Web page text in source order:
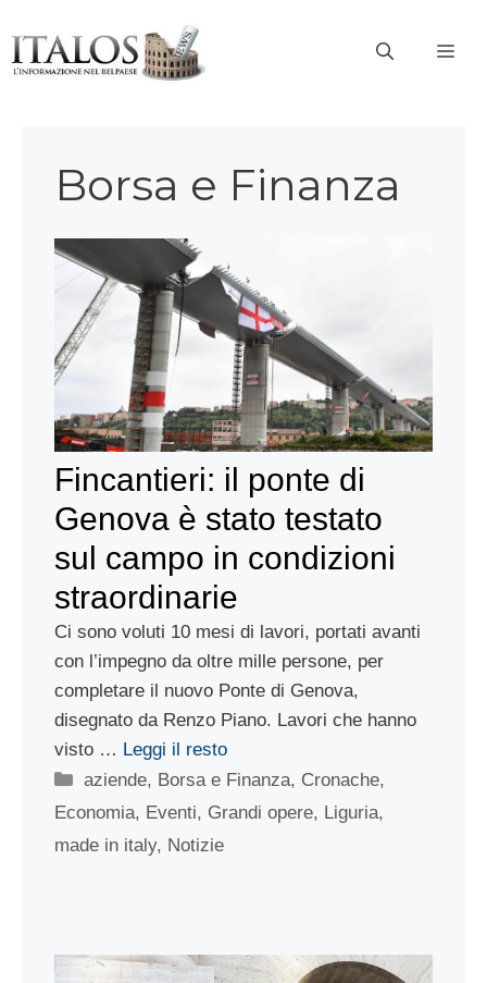
al
contenuto
Borsa e Finanza
Fincantieri: il ponte di
Genova è stato testato
sul campo in condizioni
straordinarie
Ci sono voluti 10 mesi di lavori, portati avanti
con l’impegno da oltre mille persone, per
completare il nuovo Ponte di Genova,
disegnato da Renzo Piano. Lavori che hanno
visto … Leggi il resto
Categorie
aziende, Borsa e Finanza, Cronache,
Economia, Eventi, Grandi opere, Liguria,
made in italy, Notizie